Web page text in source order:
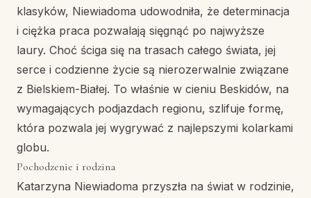
klasyków, Niewiadoma udowodniła, że determinacja
i ciężka praca pozwalają sięgnąć po najwyższe
laury. Choć ściga się na trasach całego świata, jej
serce i codzienne życie są nierozerwalnie związane
z Bielskiem-Białej. To właśnie w cieniu Beskidów, na
wymagających podjazdach regionu, szlifuje formę,
która pozwala jej wygrywać z najlepszymi kolarkami
globu.
Pochodzenie i rodzina
Katarzyna Niewiadoma przyszła na świat w rodzinie,